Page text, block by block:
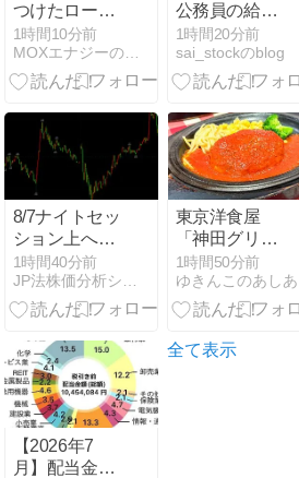
つけたロート
製薬
1時間10分前
MOXエナジーの株式投資
公務員の給与
を3.51%あげ
なさい！ボー
ナス初任給
手当も追
加！」 高市に
勧告
1時間20分前
sai_stockのblog
8/7ナイトセッ
ション上へ
66720→引け
66310円 ＋
650円
1時間40分前
東京洋食屋
「神田グリ
ル」で特製ハ
ンバーグ・ト
マトソース食
京・アトレ大
1時間50分前
ゆきんこのあしあ
【2026年7
月】配当金受
全て表示